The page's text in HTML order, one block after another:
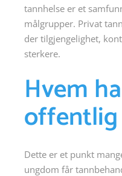
tannhelse er et
målgrupper. Privat
der tilgjengelighet,
sterkere.
Hvem
offentlig
Dette er et punkt
ungdom får